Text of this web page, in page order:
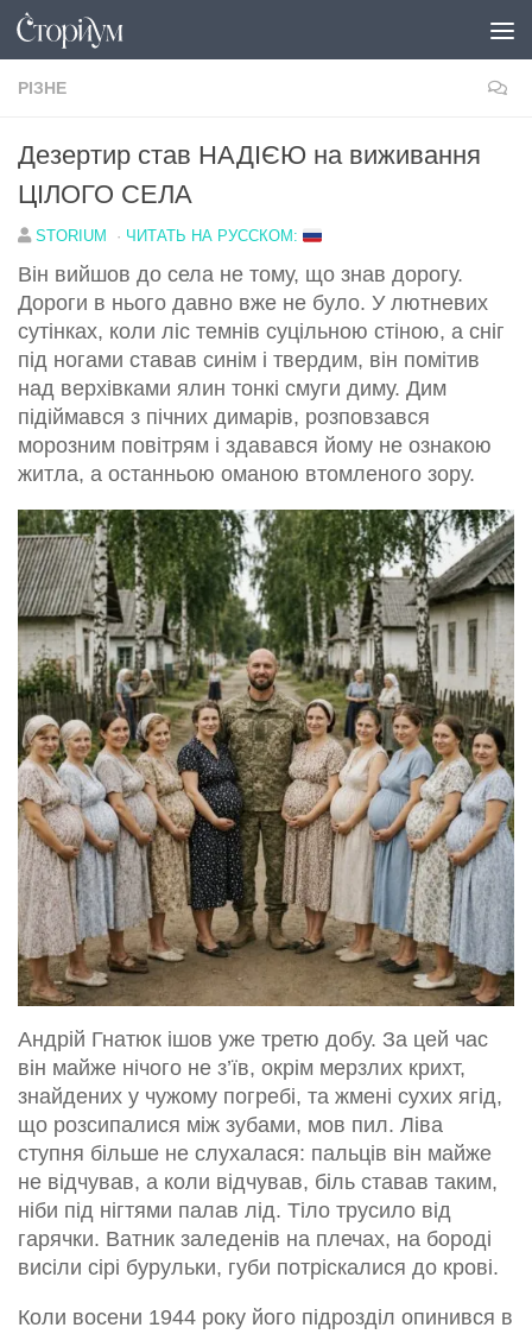
Перейти до вмісту
РІЗНЕ
Дезертир став НАДІЄЮ на виживання
ЦІЛОГО СЕЛА
STORIUM · ЧИТАТЬ НА РУССКОМ:
Він вийшов до села не тому, що знав дорогу.
Дороги в нього давно вже не було. У лютневих
сутінках, коли ліс темнів суцільною стіною, а сніг
під ногами ставав синім і твердим, він помітив
над верхівками ялин тонкі смуги диму. Дим
підіймався з пічних димарів, розповзався
морозним повітрям і здавався йому не ознакою
житла, а останньою оманою втомленого зору.
Андрій Гнатюк ішов уже третю добу. За цей час
він майже нічого не з’їв, окрім мерзлих крихт,
знайдених у чужому погребі, та жмені сухих ягід,
що розсипалися між зубами, мов пил. Ліва
ступня більше не слухалася: пальців він майже
не відчував, а коли відчував, біль ставав таким,
ніби під нігтями палав лід. Тіло трусило від
гарячки. Ватник заледенів на плечах, на бороді
висіли сірі бурульки, губи потріскалися до крові.
Коли восени 1944 року його підрозділ опинився в